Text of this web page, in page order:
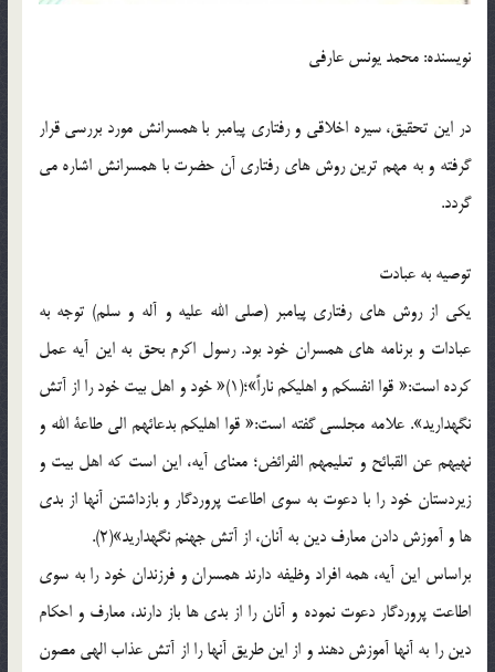
نویسنده: محمد یونس عارفی
در این تحقیق، سیره اخلاقی و رفتاری پیامبر با همسرانش مورد بررسی قرار
گرفته و به مهم ترین روش های رفتاری آن حضرت با همسرانش اشاره می
گردد.
توصیه به عبادت
یکی از روش های رفتاری پیامبر (صلی الله علیه و آله و سلم) توجه به
عبادات و برنامه های همسران خود بود. رسول اکرم بحق به این آیه عمل
کرده است:« قوا انفسکم و اهلیکم ناراً»؛(1)« خود و اهل بیت خود را از آتش
نگهدارید». علامه مجلسی گفته است:« قوا اهلیکم بدعائهم الی طاعة الله و
نهیهم عن القبائح و تعلیمهم الفرائض؛ معنای آیه، این است که اهل بیت و
زیردستان خود را با دعوت به سوی اطاعت پروردگار و بازداشتن آنها از بدی
ها و آموزش دادن معارف دین به آنان، از آتش جهنم نگهدارید»(2).
براساس این آیه، همه افراد وظیفه دارند همسران و فرزندان خود را به سوی
اطاعت پروردگار دعوت نموده و آنان را از بدی ها باز دارند، معارف و احکام
دین را به آنها آموزش دهند و از این طریق آنها را از آتش عذاب الهی مصون